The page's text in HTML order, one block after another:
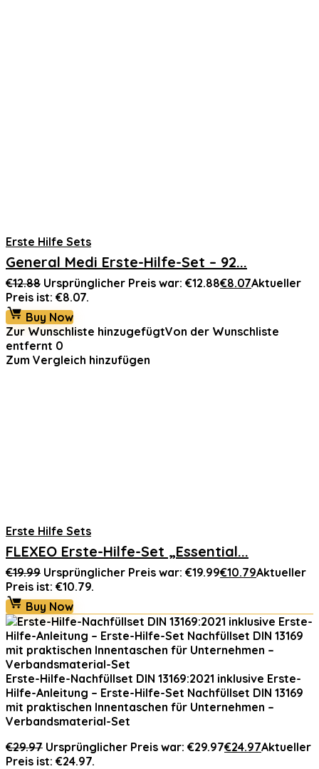
Erste Hilfe Sets
General Medi Erste-Hilfe-Set – 92...
€12.88 Ursprünglicher Preis war: €12.88€8.07Aktueller
Preis ist: €8.07.
Buy Now
Zur Wunschliste hinzugefügtVon der Wunschliste
entfernt 0
Zum Vergleich hinzufügen
Erste Hilfe Sets
FLEXEO Erste-Hilfe-Set „Essential...
€19.99 Ursprünglicher Preis war: €19.99€10.79Aktueller
Preis ist: €10.79.
Buy Now
Erste-Hilfe-Nachfüllset DIN 13169:2021 inklusive Erste-
Hilfe-Anleitung – Erste-Hilfe-Set Nachfüllset DIN 13169
mit praktischen Innentaschen für Unternehmen –
Verbandsmaterial-Set
€29.97 Ursprünglicher Preis war: €29.97€24.97Aktueller
Preis ist: €24.97.